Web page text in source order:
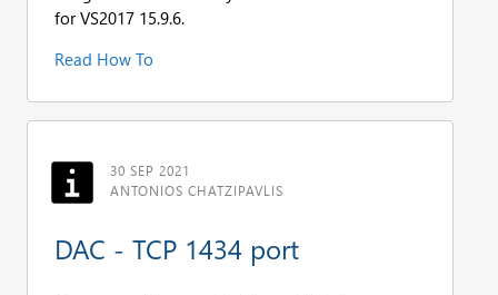
for VS2017 15.9.6.
Read How To
30 SEP 2021
ANTONIOS CHATZIPAVLIS
DAC - TCP 1434 port